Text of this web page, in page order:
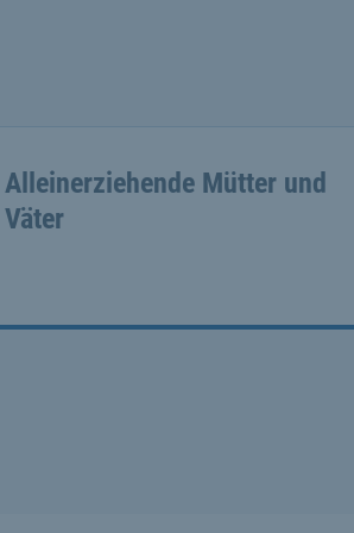
Alleinerziehende Mütter und
Väter